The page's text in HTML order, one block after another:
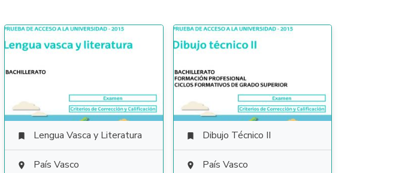
 Lengua Vasca y Literatura
 País Vasco
 Dibujo Técnico II
 País Vasco